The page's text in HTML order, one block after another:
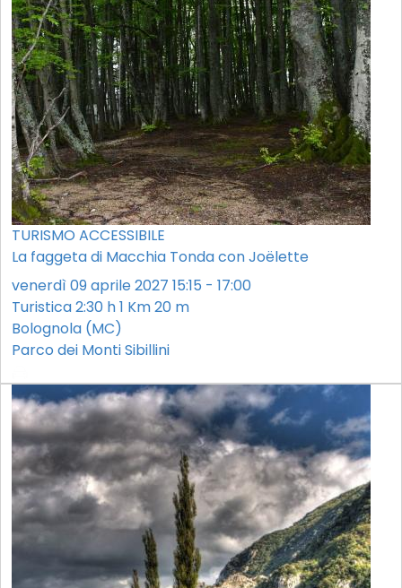
TURISMO ACCESSIBILE
La faggeta di Macchia Tonda con Joëlette
venerdì 09 aprile 2027 15:15 - 17:00
Turistica2:30 h1 Km20 m
Bolognola (MC)
Parco dei Monti Sibillini